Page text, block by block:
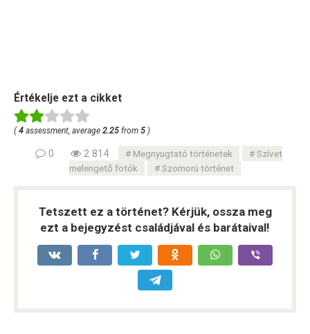
Értékelje ezt a cikket
(4 assessment, average 2.25 from 5 )
0 2 814 Megnyugtató történetek
Szívet
melengető fotók
Szomorú történet
Tetszett ez a történet? Kérjük, ossza meg
ezt a bejegyzést családjával és barátaival!